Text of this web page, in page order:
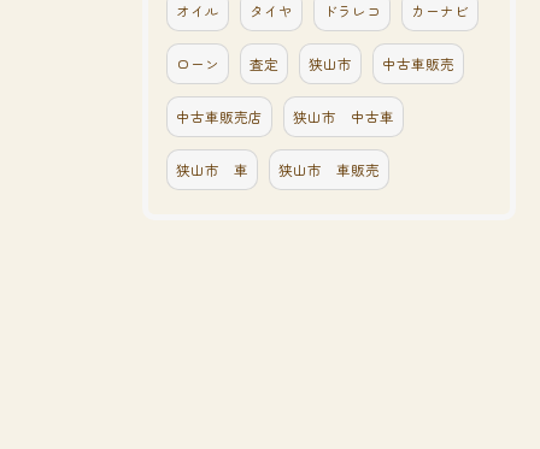
オイル タイヤ ドラレコ カーナビ
ローン 査定 狭山市 中古車販売
中古車販売店 狭山市 中古車
狭山市 車 狭山市 車販売